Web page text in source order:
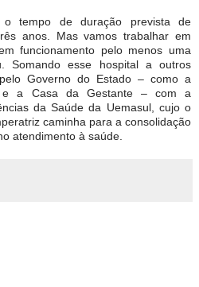
tempo de duração prevista de
anos. Mas vamos trabalhar em
funcionamento pelo menos uma
Somando esse hospital a outros
Governo do Estado – como a
e a Casa da Gestante – com a
da Saúde da Uemasul, cujo o
caminha para a consolidação
atendimento à saúde.